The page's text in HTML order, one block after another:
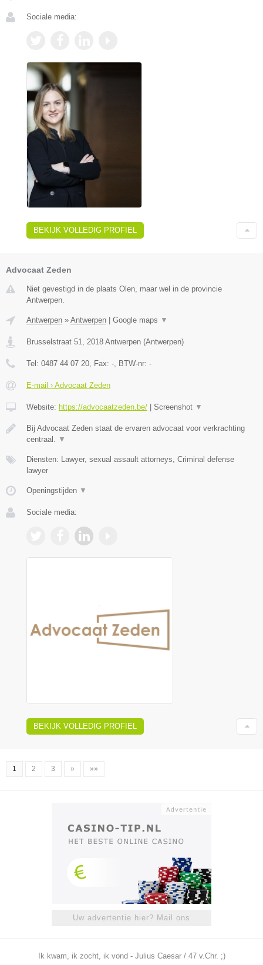
Sociale media:
BEKIJK VOLLEDIG PROFIEL
Advocaat Zeden
Niet gevestigd in de plaats Olen, maar wel in de provincie
Antwerpen.
Antwerpen » Antwerpen Google maps ▼
Brusselstraat 51, 2018 Antwerpen (Antwerpen)
Tel: 0487 44 07 20, Fax: -, BTW-nr: -
E-mail › Advocaat Zeden
Website: https://advocaatzeden.be/ Screenshot ▼
Bij Advocaat Zeden staat de ervaren advocaat voor verkrachting
centraal. ▼
Diensten: Lawyer, sexual assault attorneys, Criminal defense
lawyer
Openingstijden ▼
Sociale media:
BEKIJK VOLLEDIG PROFIEL
1 2 3 » »»
Uw advertentie hier? Mail ons
Ik kwam, ik zocht, ik vond - Julius Caesar / 47 v.Chr. ;)